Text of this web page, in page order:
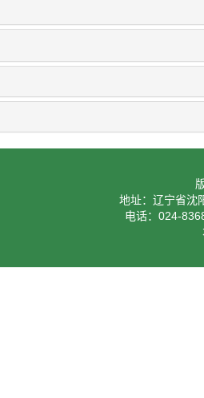
地址：辽宁省沈
电话：024-